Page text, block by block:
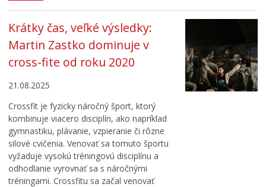
Krátky čas, veľké výsledky:
Martin Zastko dominuje v
cross-fite od roku 2020
21.08.2025
Crossfit je fyzicky náročný šport, ktorý
kombinuje viacero disciplín, ako napríklad
gymnastiku, plávanie, vzpieranie či rôzne
silové cvičenia. Venovať sa tomuto športu
vyžaduje vysokú tréningovú disciplínu a
odhodlanie vyrovnať sa s náročnými
tréningami. Crossfitu sa začal venovať